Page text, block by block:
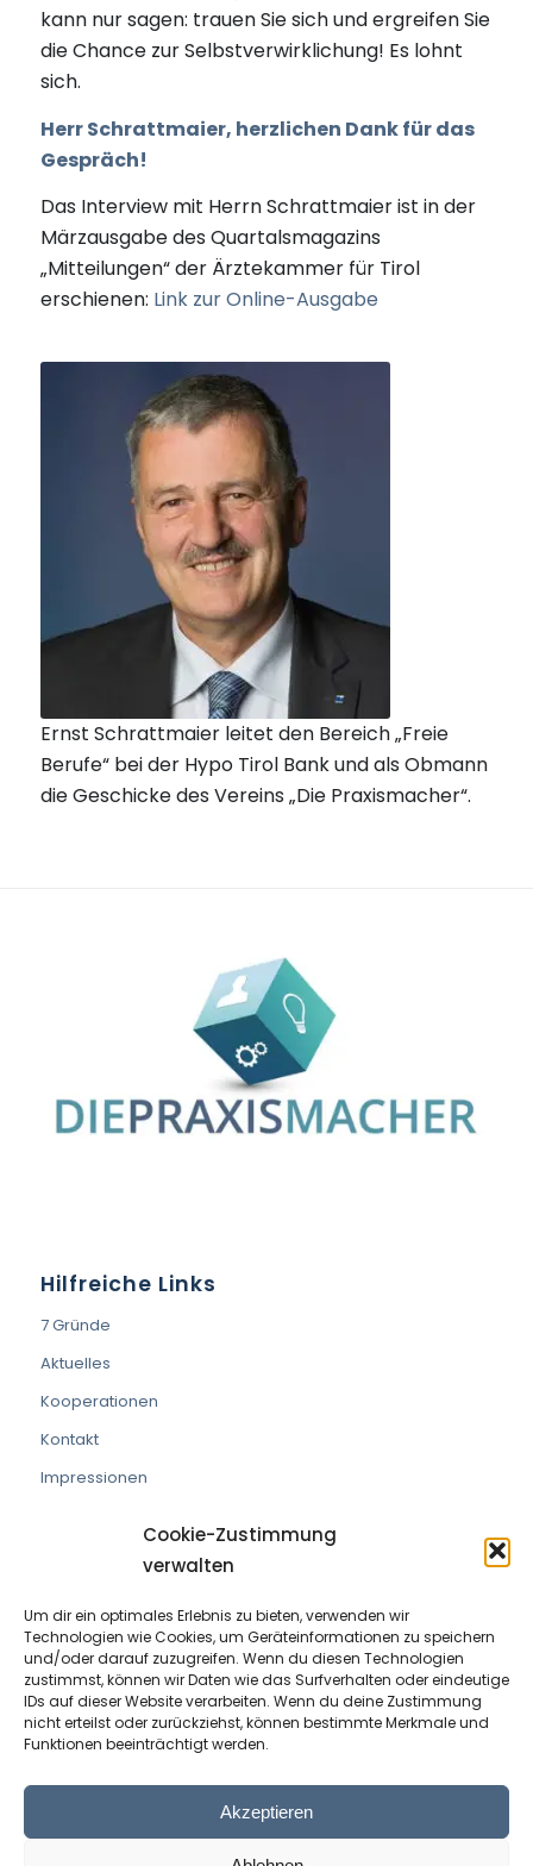
Cookie-Zustimmung
verwalten
Um dir ein optimales Erlebnis zu bieten, verwenden wir
Technologien wie Cookies, um Geräteinformationen zu speichern
und/oder darauf zuzugreifen. Wenn du diesen Technologien
zustimmst, können wir Daten wie das Surfverhalten oder eindeutige
IDs auf dieser Website verarbeiten. Wenn du deine Zustimmung
nicht erteilst oder zurückziehst, können bestimmte Merkmale und
Funktionen beeinträchtigt werden.
Akzeptieren
kann nur sagen: trauen Sie sich und ergreifen Sie
die Chance zur Selbstverwirklichung! Es lohnt
sich.
Herr Schrattmaier, herzlichen Dank für das
Gespräch!
Das Interview mit Herrn Schrattmaier ist in der
Märzausgabe des Quartalsmagazins
„Mitteilungen“ der Ärztekammer für Tirol
erschienen: Link zur Online-Ausgabe
Ernst Schrattmaier leitet den Bereich „Freie
Berufe“ bei der Hypo Tirol Bank und als Obmann
die Geschicke des Vereins „Die Praxismacher“.
Hilfreiche Links
7 Gründe
Aktuelles
Kooperationen
Kontakt
Impressionen
VEREIN DIE PRAXISMACHER
ZVR Nummer:191908529
Kontaktperson:Wolfram Allinger-Csollich
Mentlgasse 1, 6020 Innsbruck
Email:info@diepraxismacher.at
+43 512 209096